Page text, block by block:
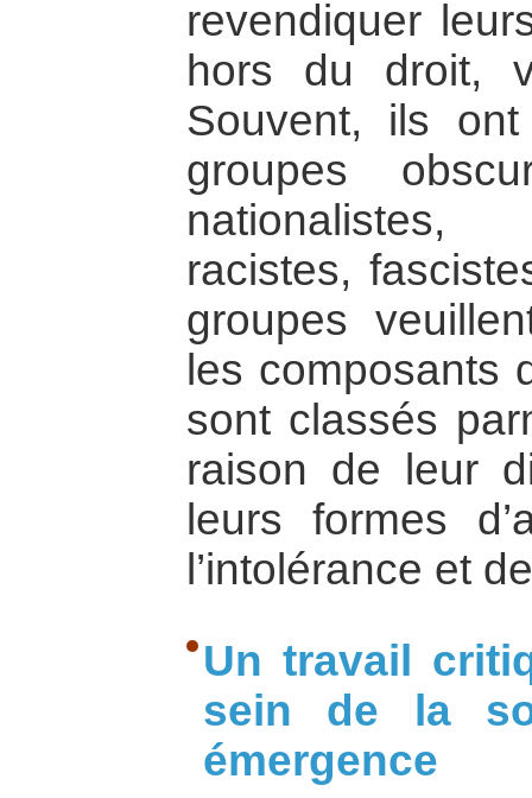
revendiquer
hors du droit,
Souvent, ils
groupes
nationalistes,
racistes,
groupes
les composants
sont classés
raison de leur
leurs formes
l’intolérance et
Un travail
sein de la
émergence